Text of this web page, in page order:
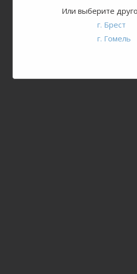
Или выберите
г. Брест
г. Гомель